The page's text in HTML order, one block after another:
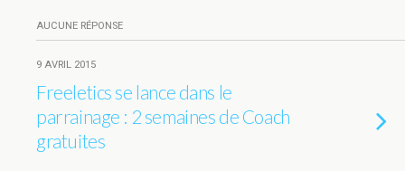
AUCUNE RÉPONSE
9 AVRIL 2015
Freeletics se lance dans le
parrainage : 2 semaines de Coach
gratuites